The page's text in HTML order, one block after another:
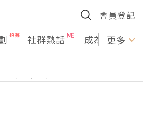
會員登記
社群熱話 成為U更多